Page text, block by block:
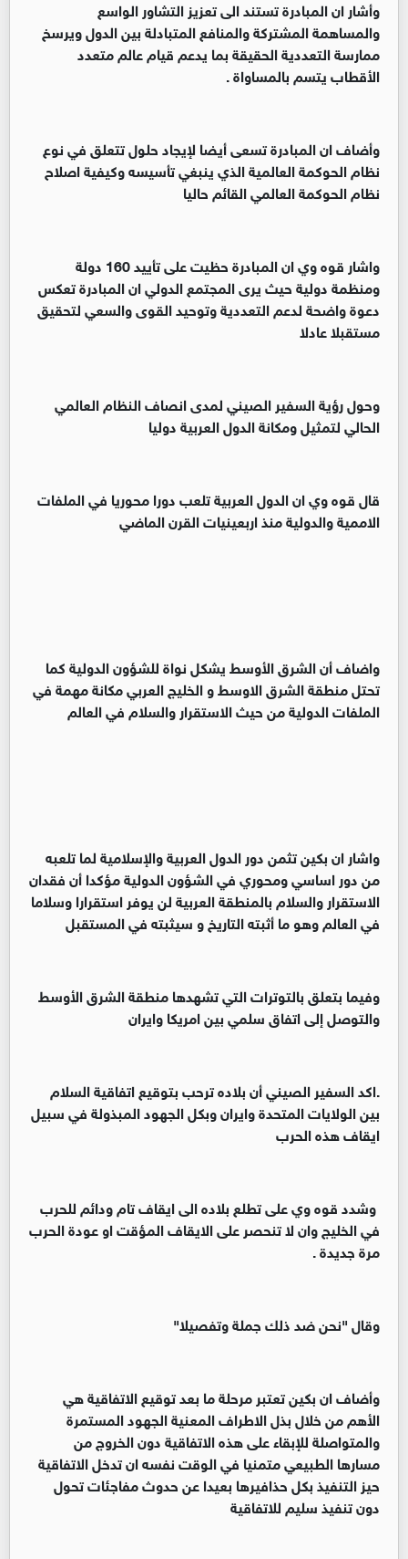
‏‏وأشار ان المبادرة تستند الى تعزيز التشاور الواسع
والمساهمة المشتركة والمنافع المتبادلة بين الدول ويرسخ
ممارسة التعددية الحقيقة بما يدعم قيام عالم متعدد
الأقطاب يتسم بالمساواة .
‏‏وأضاف ان المبادرة تسعى أيضا لإيجاد حلول تتعلق في نوع
نظام الحوكمة العالمية الذي ينبغي تأسيسه وكيفية اصلاح
نظام الحوكمة العالمي القائم حاليا
‏‏واشار قوه وي ان المبادرة حظيت على تأييد 160 دولة
ومنظمة دولية حيث يرى المجتمع الدولي ان المبادرة تعكس
دعوة واضحة لدعم التعددية وتوحيد القوى والسعي لتحقيق
مستقبلا عادلا
‏‏وحول رؤية السفير الصيني لمدى انصاف النظام العالمي
الحالي لتمثيل ومكانة الدول العربية دوليا
‏قال قوه وي ان الدول العربية تلعب دورا محوريا في الملفات
الاممية والدولية منذ اربعينيات القرن الماضي
‏واضاف أن الشرق الأوسط يشكل نواة للشؤون الدولية كما
تحتل منطقة الشرق الاوسط و الخليج العربي مكانة مهمة في
الملفات الدولية من حيث الاستقرار والسلام في العالم
‏واشار ان بكين تثمن دور الدول العربية والإسلامية لما تلعبه
من دور اساسي ومحوري في الشؤون الدولية مؤكدا أن فقدان
الاستقرار والسلام بالمنطقة العربية لن يوفر استقرارا وسلاما
في العالم وهو ما أثبته التاريخ و سيثبته في المستقبل
‏وفيما بتعلق بالتوترات التي تشهدها منطقة الشرق الأوسط
والتوصل إلى اتفاق سلمي بين امريكا وايران
‏.اكد السفير الصيني أن بلاده ترحب بتوقيع اتفاقية السلام
بين الولايات المتحدة وايران وبكل الجهود المبذولة في سبيل
ايقاف هذه الحرب
‏ وشدد قوه وي على تطلع بلاده الى ايقاف تام ودائم للحرب
في الخليج وان لا تنحصر على الايقاف المؤقت او عودة الحرب
مرة جديدة .
‏وقال "نحن ضد ذلك جملة وتفصيلا"
‏‏وأضاف ان بكين تعتبر مرحلة ما بعد توقيع الاتفاقية هي
الأهم من خلال بذل الاطراف المعنية الجهود المستمرة
والمتواصلة للإبقاء على هذه الاتفاقية دون الخروج من
مسارها الطبيعي متمنيا في الوقت نفسه ان تدخل الاتفاقية
حيز التنفيذ بكل حذافيرها بعيدا عن حدوث مفاجئات تحول
دون تنفيذ سليم للاتفاقية